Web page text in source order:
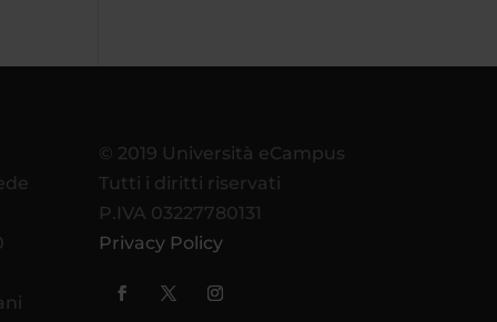
© 2019 Università eCampus
Tutti i diritti riservati
P.IVA 03227780131
Privacy Policy